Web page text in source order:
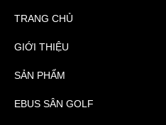
TRANG CHỦ
GIỚI THIỆU
SẢN PHẨM
EBUS SÂN GOLF